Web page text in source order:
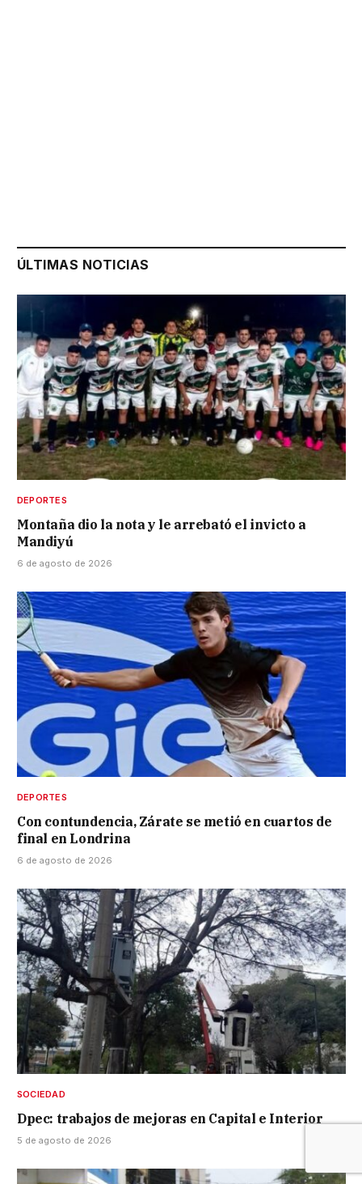
ÚLTIMAS NOTICIAS
DEPORTES
Montaña dio la nota y le arrebató el invicto a
Mandiyú
6 de agosto de 2026
DEPORTES
Con contundencia, Zárate se metió en cuartos de
final en Londrina
6 de agosto de 2026
SOCIEDAD
Dpec: trabajos de mejoras en Capital e Interior
5 de agosto de 2026